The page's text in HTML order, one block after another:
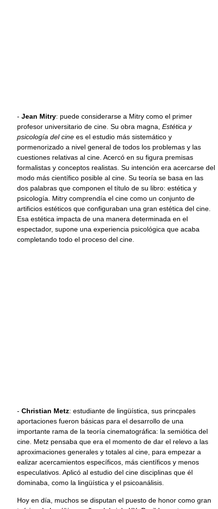
- Jean Mitry: puede considerarse a Mitry como el primer
profesor universitario de cine. Su obra magna, Estética y
psicología del cine es el estudio más sistemático y
pormenorizado a nivel general de todos los problemas y las
cuestiones relativas al cine. Acercó en su figura premisas
formalistas y conceptos realistas. Su intención era acercarse del
modo más científico posible al cine. Su teoría se basa en las
dos palabras que componen el título de su libro: estética y
psicología. Mitry comprendía el cine como un conjunto de
artificios estéticos que configuraban una gran estética del cine.
Esa estética impacta de una manera determinada en el
espectador, supone una experiencia psicológica que acaba
completando todo el proceso del cine.
- Christian Metz: estudiante de lingüística, sus princpales
aportaciones fueron básicas para el desarrollo de una
importante rama de la teoría cinematográfica: la semiótica del
cine. Metz pensaba que era el momento de dar el relevo a las
aproximaciones generales y totales al cine, para empezar a
ealizar acercamientos específicos, más científicos y menos
especulativos. Aplicó al estudio del cine disciplinas que él
dominaba, como la lingüística y el psicoanálisis.
Hoy en día, muchos se disputan el puesto de honor como gran